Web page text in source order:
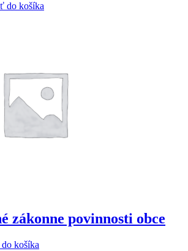
do košíka
zákonne povinnosti obce
košíka